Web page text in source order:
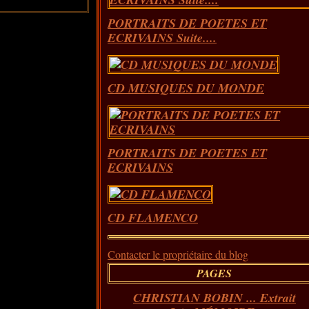
PORTRAITS DE POETES ET
ECRIVAINS Suite....
CD MUSIQUES DU MONDE
PORTRAITS DE POETES ET
ECRIVAINS
CD FLAMENCO
Contacter le propriétaire du blog
PAGES
CHRISTIAN BOBIN ... Extrait